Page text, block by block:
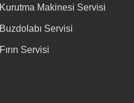
Kurutma Makinesi Servisi
Buzdolabı Servisi
Fırın Servisi